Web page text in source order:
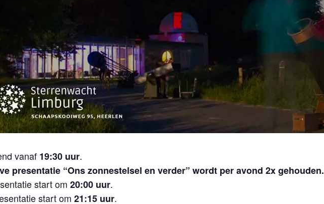
vanaf 19:30 uur.
presentatie “Ons zonnestelsel en verder” wordt per avond 2x gehouden.
start om 20:00 uur.
start om 21:15 uur.